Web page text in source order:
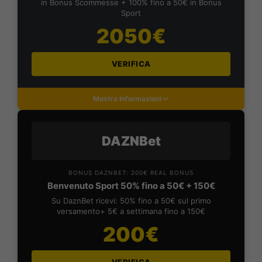
in Bonus Scommesse + 100% fino a 50€ in Bonus
Sport
2050€
VERIFICA
Mostra Informazioni
DAZNBet
BONUS DAZNBET: 200€ REAL BONUS
Benvenuto Sport 50% fino a 50€ + 150€
Su DaznBet ricevi: 50% fino a 50€ sul primo
versamento+ 5€ a settimana fino a 150€
200€